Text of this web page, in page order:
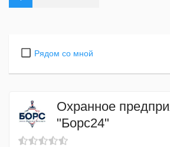
Рядом со мной
Охранное
"Борс24"